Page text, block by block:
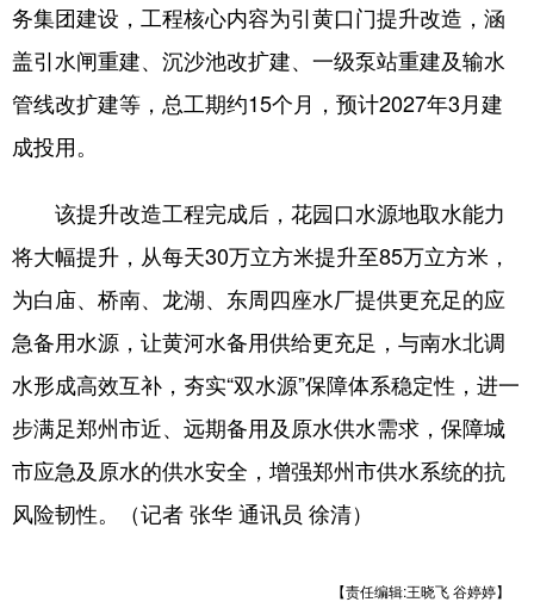
贵州 云南 西藏
陕西 甘肃 青海
多语种频道
English Español Français
عربى
日本語 한국어 Deutsch
Português
务集团建设，工程核心内容为引黄口门提升改造，涵
盖引水闸重建、沉沙池改扩建、一级泵站重建及输水
管线改扩建等，总工期约15个月，预计2027年3月建
成投用。
该提升改造工程完成后，花园口水源地取水能力
将大幅提升，从每天30万立方米提升至85万立方米，
为白庙、桥南、龙湖、东周四座水厂提供更充足的应
急备用水源，让黄河水备用供给更充足，与南水北调
水形成高效互补，夯实“双水源”保障体系稳定性，进一
步满足郑州市近、远期备用及原水供水需求，保障城
市应急及原水的供水安全，增强郑州市供水系统的抗
风险韧性。（记者 张华 通讯员 徐清）
【责任编辑:王晓飞 谷婷婷】